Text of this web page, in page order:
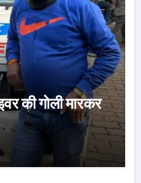
की गोली मारकर